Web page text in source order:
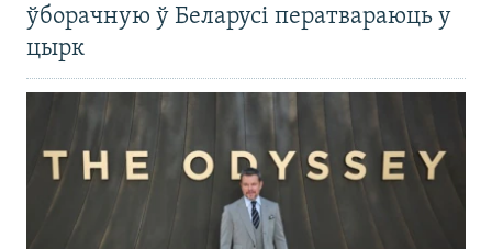
ўборачную ў Беларусі ператвараюць у
цырк